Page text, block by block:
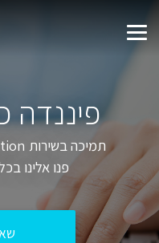
פיננדה
תמיכה בשירות Finanda Smart Aggregation
פנו אלינו